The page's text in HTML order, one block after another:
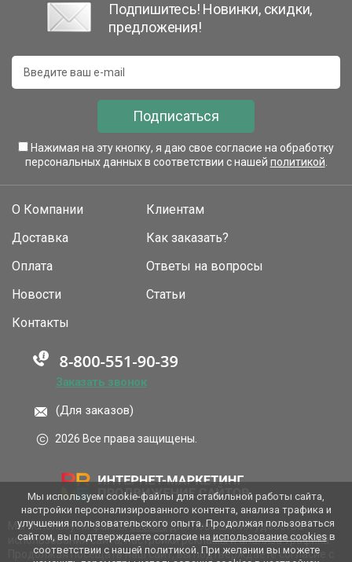
Подпишитесь! Новинки, скидки,
предложения!
Подписаться
Нажимая на эту кнопку, я даю свое согласие на обработку
персональных данных в соответствии с нашей политикой
О Компании
Доставка
Оплата
Новости
Клиентам
Как заказать?
Ответы на вопросы
Статьи
Контакты
Заказать звонок
(Для заказов)
2026 Все права защищены.
Мы используем файлыcookies для повышения удобства
использования сайта, настройки рекламы и анализа трафика.
Продолжая посещать наш сайт, вы подтверждаете согласие с
Мы используем cookie-файлы для стабильной работы сайта,
настройки персонализированного контента, анализа трафика и
улучшения пользовательского опыта. Продолжая пользоваться
сайтом, вы подтверждаете согласие на использование cookiesв
соответствии с нашей политикой. При желании вы можете